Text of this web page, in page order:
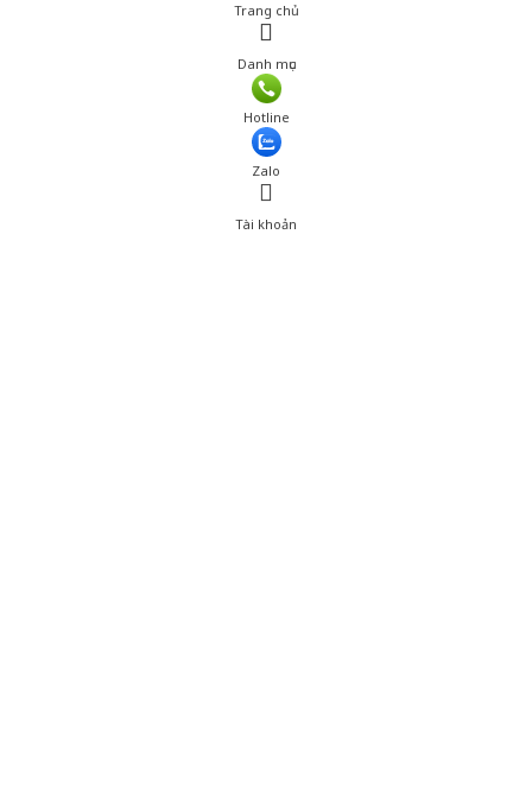
Trang chủ
Danh mục
Hotline
Zalo
Tài khoản